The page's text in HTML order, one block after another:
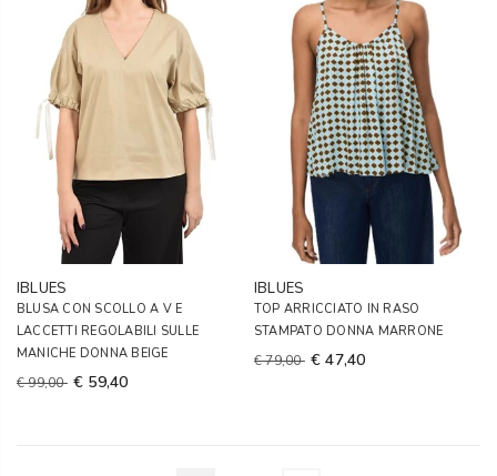
IBLUES
BLUSA CON SCOLLO A V E
LACCETTI REGOLABILI SULLE
MANICHE DONNA BEIGE
€ 99,00 € 59,40
IBLUES
TOP ARRICCIATO IN RASO
STAMPATO DONNA MARRONE
€ 79,00 € 47,40